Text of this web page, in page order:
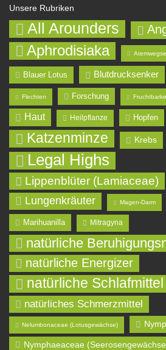
Unsere Rubriken
All Arounders
Aphrodisiaka
Blauer Lotus Blutdrucksenker
Flechten Forschung
Haut Heilpflanze Hopfen
Katzenminze Krebs
Legal Highs
Lippenblüter (Lamiaceae)
Lungenkräuter Magen-Darm
Marihuanilla Mitragyna
natürliche
natürliche Energizer
natürliche Schlafmittel
natürliches Schmerzmittel
Nelumbonaceae (Lotusgewächse)
Nymphaeaceae